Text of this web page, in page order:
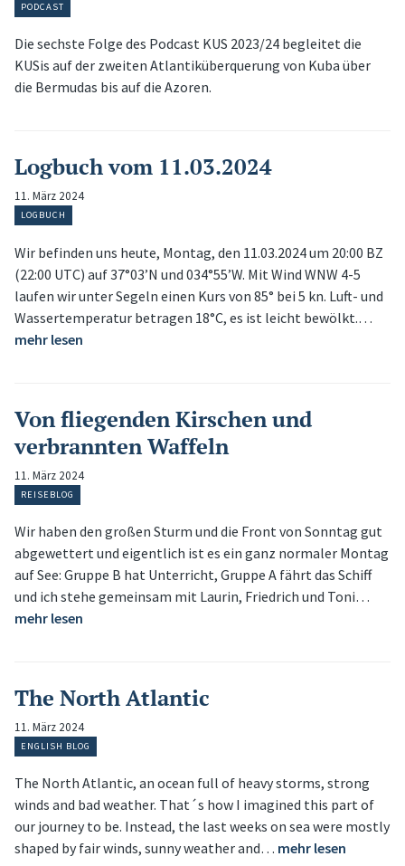
PODCAST
Die sechste Folge des Podcast KUS 2023/24 begleitet die
KUSis auf der zweiten Atlantiküberquerung von Kuba über
die Bermudas bis auf die Azoren.
Logbuch vom 11.03.2024
11. März 2024
LOGBUCH
Wir befinden uns heute, Montag, den 11.03.2024 um 20:00 BZ
(22:00 UTC) auf 37°03’N und 034°55’W. Mit Wind WNW 4-5
laufen wir unter Segeln einen Kurs von 85° bei 5 kn. Luft- und
Wassertemperatur betragen 18°C, es ist leicht bewölkt.…
mehr lesen
Von fliegenden Kirschen und
verbrannten Waffeln
11. März 2024
REISEBLOG
Wir haben den großen Sturm und die Front von Sonntag gut
abgewettert und eigentlich ist es ein ganz normaler Montag
auf See: Gruppe B hat Unterricht, Gruppe A fährt das Schiff
und ich stehe gemeinsam mit Laurin, Friedrich und Toni…
mehr lesen
The North Atlantic
11. März 2024
ENGLISH BLOG
The North Atlantic, an ocean full of heavy storms, strong
winds and bad weather. That´s how I imagined this part of
our journey to be. Instead, the last weeks on sea were mostly
shaped by fair winds, sunny weather and… mehr lesen